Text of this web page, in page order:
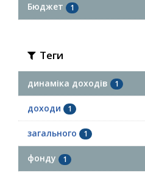
Бюджет 1
Теги
динаміка доходів 1
доходи 1
загального 1
фонду 1